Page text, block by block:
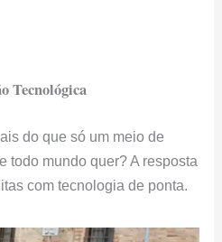
Tecnológica
do que só um meio de
todo mundo quer? A resposta
com tecnologia de ponta.